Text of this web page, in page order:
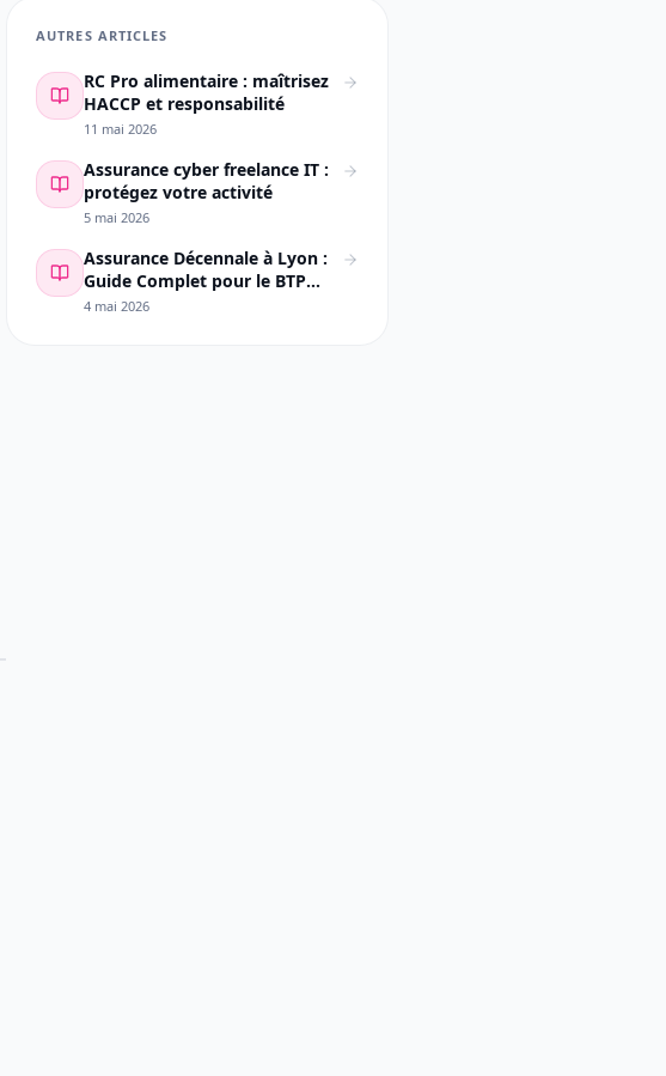
AUTRES ARTICLES
RC Pro alimentaire : maîtrisez
HACCP et responsabilité
11 mai 2026
Assurance cyber freelance IT :
protégez votre activité
5 mai 2026
Assurance Décennale à Lyon :
Guide Complet pour le BTP
Lyonnais
4 mai 2026